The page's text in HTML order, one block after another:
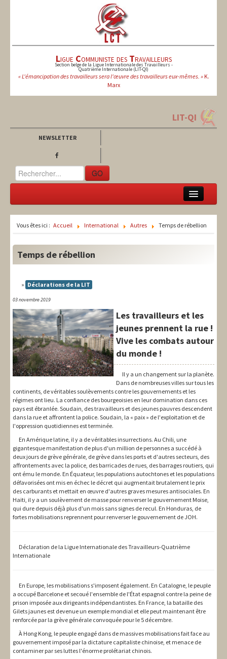
Ligue Communiste des Travailleurs
Section belge de la Ligue Internationale des Travailleurs -
Quatrième Internationale (LIT-QI)
« L'émancipation des travailleurs sera l'œuvre des travailleurs eux-mêmes. »K.
Marx
LIT-QI
NEWSLETTER
GO
Théorie
Europe
International
Syndical
Social
Thèmes
Vous êtes ici : Accueil International Autres Temps de rébellion
Temps de rébellion
Déclarations de la LIT
03 novembre 2019
Les travailleurs et les
jeunes prennent la rue !
Vive les combats autour
du monde !
Il y a un changement sur la planète.
Dans de nombreuses villes sur tous les
continents, de véritables soulèvements contre les gouvernements et les
régimes ont lieu. La confiance des bourgeoisies en leur domination dans ces
pays est ébranlée. Soudain, des travailleurs et des jeunes pauvres descendent
dans la rue et affrontent la police. Soudain, la « paix » de l'exploitation et de
l'oppression quotidiennes est terminée.
En Amérique latine, il y a de véritables insurrections. Au Chili, une
gigantesque manifestation de plus d'un million de personnes a succédé à
deux jours de grève générale, de grève dans les ports et d'autres secteurs, des
affrontements avec la police, des barricades de rues, des barrages routiers, qui
ont ému le monde. En Équateur, les populations autochtones et les populations
défavorisées ont mis en échec le décret qui augmentait brutalement le prix
des carburants et mettait en œuvre d'autres graves mesures antisociales. En
Haïti, il y a un soulèvement de masse pour renverser le gouvernement Moise,
qui dure depuis déjà plus d'un mois sans signes de recul. En Honduras, de
fortes mobilisations reprennent pour renverser le gouvernement de JOH.
Déclaration de la Ligue Internationale des Travailleurs-Quatrième
Internationale
En Europe, les mobilisations s'imposent également. En Catalogne, le peuple
a occupé Barcelone et secoué l'ensemble de l'État espagnol contre la peine de
prison imposée aux dirigeants indépendantistes. En France, la bataille des
Gilets jaunes est devenue un exemple mondial et elle peut maintenant être
renforcée par la grève générale convoquée pour le 5 décembre.
À Hong Kong, le peuple engagé dans de massives mobilisations fait face au
gouvernement imposé par la dictature capitaliste chinoise, et menace de
contaminer par ses luttes l'énorme prolétariat chinois.